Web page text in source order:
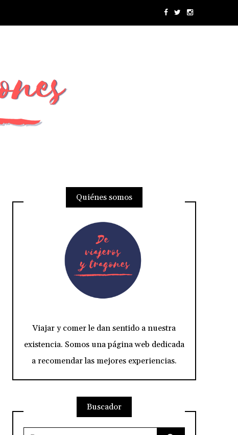
Quiénes somos
Viajar y comer le dan sentido a nuestra
existencia. Somos una página web dedicada
a recomendar las mejores experiencias.
Buscador